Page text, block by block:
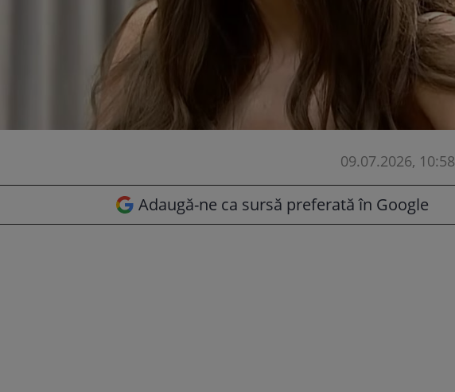
09.07.2026, 10:58
Adaugă-ne ca sursă preferată în Google